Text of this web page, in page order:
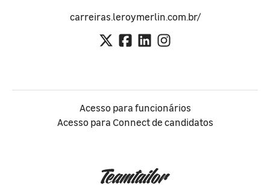
carreiras.leroymerlin.com.br/
Acesso para funcionários
Acesso para Connect de candidatos